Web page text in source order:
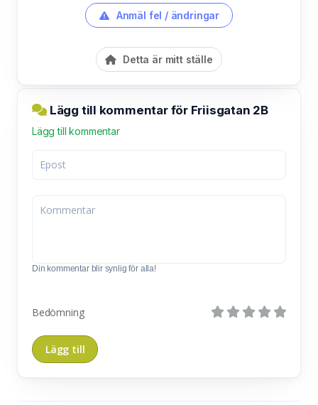
Anmäl fel / ändringar
Detta är mitt ställe
Lägg till kommentar för Friisgatan 2B
Lägg till kommentar
Din kommentar blir synlig för alla!
Bedömning